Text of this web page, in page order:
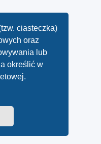
ciasteczka)
oraz
lub
określić w